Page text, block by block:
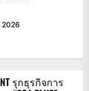
2026
รุกธุรกิจการ